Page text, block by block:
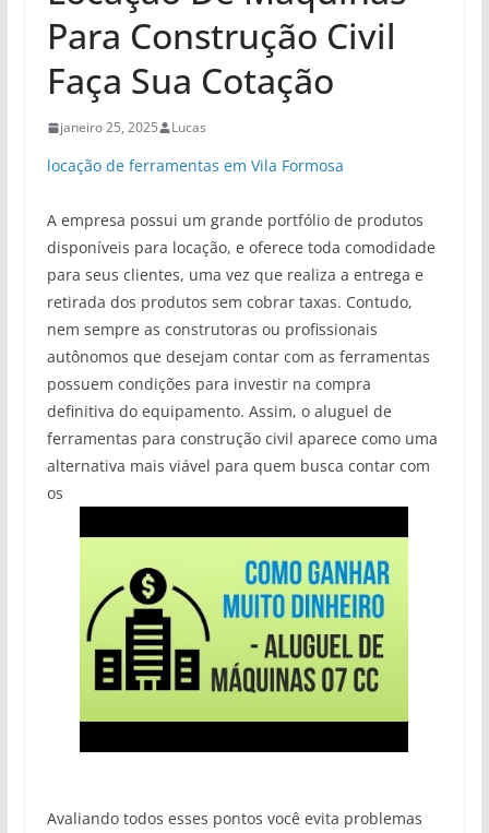
Para Construção Civil
Faça Sua Cotação
janeiro 25, 2025 Lucas
locação de ferramentas em Vila Formosa
A empresa possui um grande portfólio de produtos
disponíveis para locação, e oferece toda comodidade
para seus clientes, uma vez que realiza a entrega e
retirada dos produtos sem cobrar taxas. Contudo,
nem sempre as construtoras ou profissionais
autônomos que desejam contar com as ferramentas
possuem condições para investir na compra
definitiva do equipamento. Assim, o aluguel de
ferramentas para construção civil aparece como uma
alternativa mais viável para quem busca contar com
os
Avaliando todos esses pontos você evita problemas